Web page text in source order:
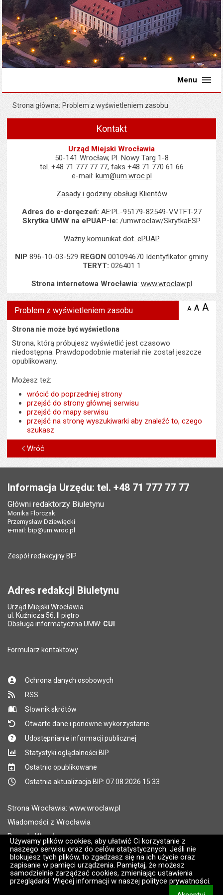
Używamy plików cookies, aby ułatwić Ci korzystanie z
naszego serwisu oraz do celów statystycznych. Jeśli nie
blokujesz tych plików, to zgadzasz się na ich użycie oraz
zapisanie w pamięci urządzenia. Pamiętaj, że możesz
samodzielnie zarządzać cookies, zmieniając ustawienia
przeglądarki. Więcej informacji w naszej polityce prywatności.
Menu
Strona główna Problem z wyświetleniem zasobu
Kontakt
Urząd Miejski Wrocławia
50-141 Wrocław, Pl. Nowy Targ 1-8
tel. +48 71 777 77 77, faks +48 71 770 61 66
e-mail: kum@um.wroc.pl
Zasady i godziny obsługi Klientów
Adres do e-doręczeń: AE:PL-95179-82549-VVTFT-27
Skrytka UMW na ePUAP-ie: /umwroclaw/SkrytkaESP
Ważny komunikat dot. ePUAP
NIP 896-10-03-529 REGON 001094670 Identyfikator gminy
TERYT: 026401 1
Strona internetowa Wrocławia: www.wroclaw.pl
Problem z wyświetleniem zasobu A zmniejsz
A A
Strona nie może być wyświetlona
Strona, którą próbujesz wyświetlić jest czasowo
niedostępna. Prawdopodobnie materiał nie został jeszcze
opublikowany.
Możesz też:
wrócić do poprzedniej strony
przejść do strony głównej serwisu
przejść do mapy serwisu
przejść na stronę wyszukiwarki aby znaleźć to, czego
szukasz
Wróć
Informacja Urzędu: tel. +48 71 777 77 77
Główni redaktorzy Biuletynu
Monika Florczak
Przemysław Dziewięcki
e-mail: bip@um.wroc.pl
Zespół redakcyjny BIP
Adres redakcji Biuletynu
Urząd Miejski Wrocławia
ul. Kuźnicza 56, II piętro
Obsługa informatyczna UMW: CUI
Formularz kontaktowy
Ochrona danych osobowych
RSS
Słownik skrótów
Otwarte dane i ponowne wykorzystanie
Udostępnianie informacji publicznej
Statystyki oglądalności BIP
Ostatnio opublikowane
Ostatnia aktualizacja BIP: 07.08.2026 15:33
Strona Wrocławia: www.wroclaw.pl
Wiadomości z Wrocławia
Pogoda Wrocław
Rozkłady jazdy MPK Wrocław
Administratorem wroclaw.pl jest: ARAW
Wersja systemu: 2.8.30.09